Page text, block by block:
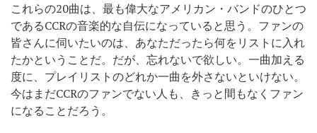
これらの20曲は、最も偉大なアメリカン・バンドのひとつ
であるCCRの音楽的な自伝になっていると思う。ファンの
皆さんに伺いたいのは、あなただったら何をリストに入れ
たかということだ。だが、忘れないで欲しい。一曲加える
度に、プレイリストのどれか一曲を外さないといけない。
今はまだCCRのファンでない人も、きっと間もなくファン
になることだろう。